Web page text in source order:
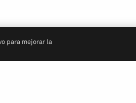
para mejorar la